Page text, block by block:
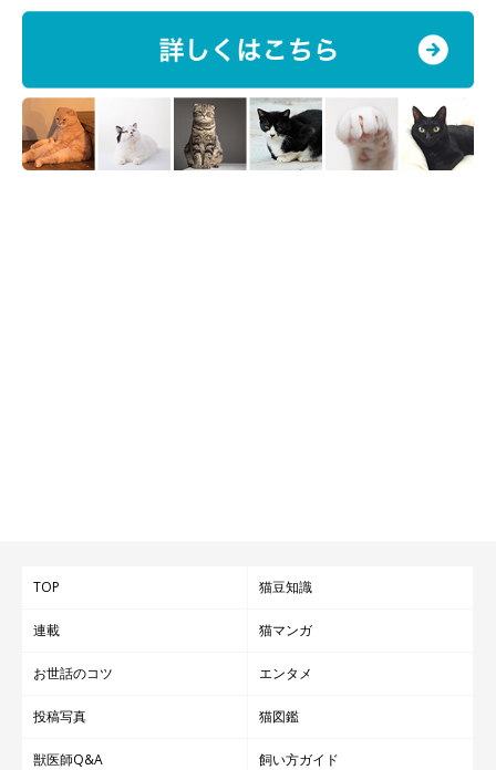
TOP 猫豆知識
連載 猫マンガ
お世話のコツ エンタメ
投稿写真 猫図鑑
獣医師Q&A 飼い方ガイド